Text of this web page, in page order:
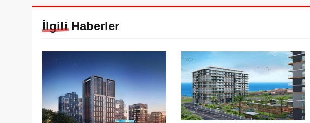
İlgili Haberler